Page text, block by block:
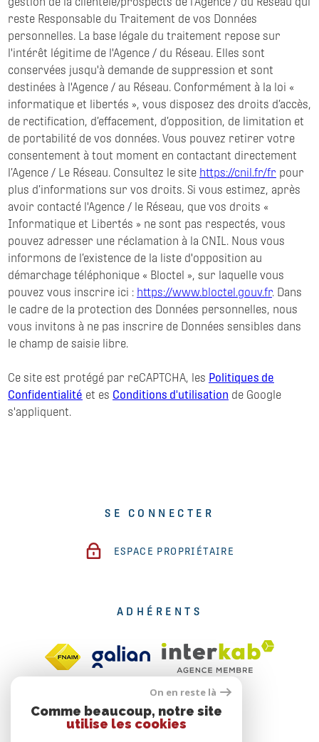
reste Responsable du Traitement de vos Données
personnelles. La base légale du traitement repose sur
l'intérêt légitime de l'Agence / du Réseau. Elles sont
conservées jusqu'à demande de suppression et sont
destinées à l'Agence / au Réseau. Conformément à la loi «
informatique et libertés », vous disposez des droits d’accès,
de rectification, d’effacement, d’opposition, de limitation et
de portabilité de vos données. Vous pouvez retirer votre
consentement à tout moment en contactant directement
l’Agence / Le Réseau. Consultez le site https://cnil.fr/fr pour
plus d’informations sur vos droits. Si vous estimez, après
avoir contacté l'Agence / le Réseau, que vos droits «
Informatique et Libertés » ne sont pas respectés, vous
pouvez adresser une réclamation à la CNIL. Nous vous
informons de l’existence de la liste d'opposition au
démarchage téléphonique « Bloctel », sur laquelle vous
pouvez vous inscrire ici : https://www.bloctel.gouv.fr. Dans
le cadre de la protection des Données personnelles, nous
vous invitons à ne pas inscrire de Données sensibles dans
le champ de saisie libre.
Ce site est protégé par reCAPTCHA, les Politiques de
Confidentialité et es Conditions d'utilisation de Google
s'appliquent.
SE CONNECTER
ESPACE PROPRIÉTAIRE
ADHÉRENTS
On en reste là
Comme beaucoup, notre site
utilise les cookies